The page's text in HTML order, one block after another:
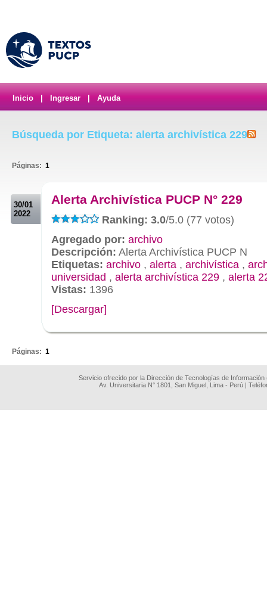
Inicio Ingresar Ayuda
Búsqueda por Etiqueta: alerta archivística 229
Páginas: 1
30/01
2022
Alerta Archivística PUCP N° 229
Ranking: 3.0/5.0 (77 votos)
Agregado por: archivo
Descripción: Alerta Archivística PUCP N
Etiquetas: archivo , alerta , archivística ,
universidad , alerta archivística 229 , alerta
Vistas: 1396
[Descargar]
Páginas: 1
Servicio ofrecido por la Dirección de Tecnologías de
Av. Universitaria N° 1801, San Miguel, Lima - Perú |